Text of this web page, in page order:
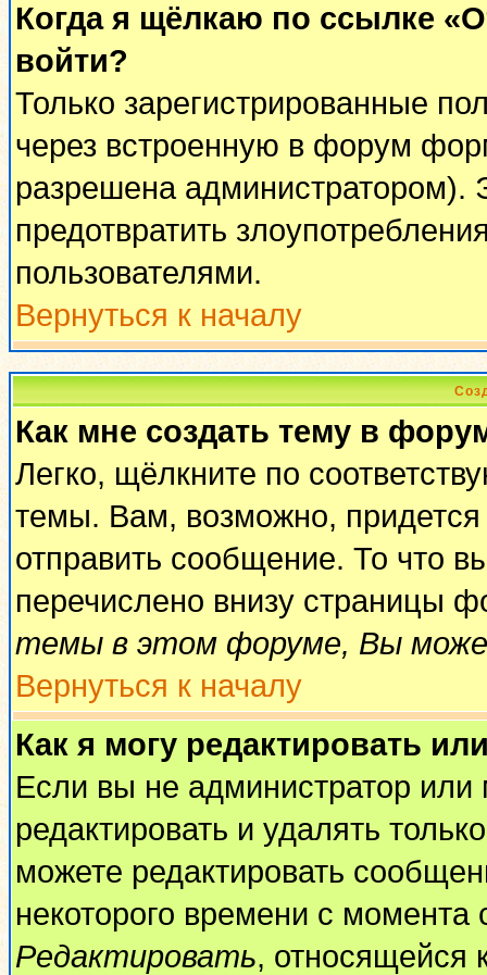
Когда я щёлкаю по ссылке
войти?
Только зарегистрированные
через встроенную в форум
разрешена администратором).
предотвратить
пользователями.
Вернуться к началу
Как мне создать тему в
Легко, щёлкните по
темы. Вам, возможно, придется
отправить сообщение. То что
перечислено внизу страницы
темы в этом форуме, Вы
Вернуться к началу
Как я могу редактировать
Если вы не администратор
редактировать и удалять
можете редактировать
некоторого времени с
Редактировать, относящейся